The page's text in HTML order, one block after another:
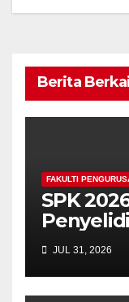
Berita
FAKULTI
SPK
Inovasi
JUL 31, 2026